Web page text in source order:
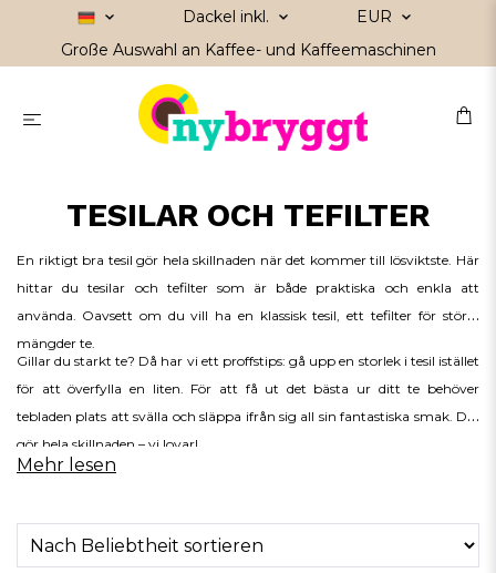
Dackel inkl.
EUR
Große Auswahl an Kaffee- und Kaffeemaschinen
TESILAR OCH TEFILTER
En riktigt bra tesil gör hela skillnaden när det kommer till lösviktste. Här
hittar du tesilar och tefilter som är både praktiska och enkla att
använda. Oavsett om du vill ha en klassisk tesil, ett tefilter för större
mängder te.
Gillar du starkt te? Då har vi ett proffstips: gå upp en storlek i tesil istället
för att överfylla en liten. För att få ut det bästa ur ditt te behöver
tebladen plats att svälla och släppa ifrån sig all sin fantastiska smak. Det
gör hela skillnaden – vi lovar!
Mehr lesen